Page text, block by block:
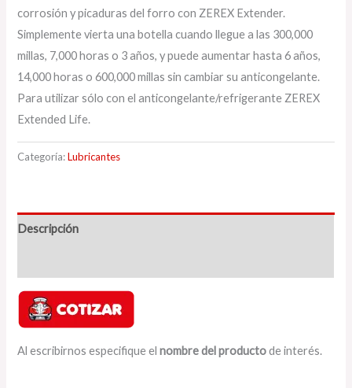
corrosión y picaduras del forro con ZEREX Extender.
Simplemente vierta una botella cuando llegue a las 300,000
millas, 7,000 horas o 3 años, y puede aumentar hasta 6 años,
14,000 horas o 600,000 millas sin cambiar su anticongelante.
Para utilizar sólo con el anticongelante/refrigerante ZEREX
Extended Life.
Categoría:Lubricantes
Descripción
Al escribirnos especifique elnombre del productode interés.